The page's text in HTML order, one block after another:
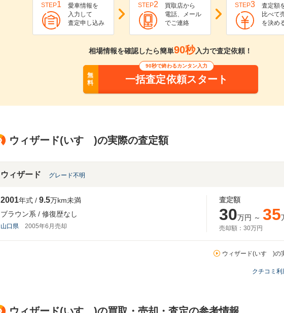
STEP1
愛車情報を
入力して
査定申し込み
STEP2
買取店から
電話、メール
でご連絡
STEP3
査定額
比べて
を決め
相場情報を確認したら簡単90秒入力で査定依頼！
無
料
90秒で終わるカンタン入力
一括査定依頼スタート
ウィザード(いすゞ)の実際の査定額
ウィザード グレード不明
2001年式 9.5万km未満
ブラウン系
修復歴なし
山口県 2005年6月売却
査定額
30万円 ～ 35
売却額： 30万円
ウィザード(いすゞ)の
クチコミ